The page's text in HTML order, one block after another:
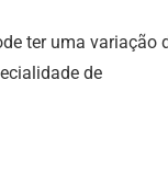
ter uma variação
de